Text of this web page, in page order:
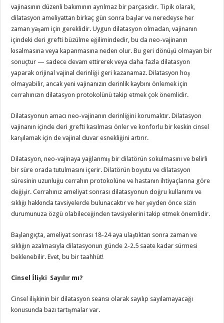
vajinasının düzenli bakımının ayrılmaz bir parçasıdır. Tipik olarak,
dilatasyon ameliyattan birkaç gün sonra başlar ve neredeyse her
zaman yaşam için gereklidir. Uygun dilatasyon olmadan, vajinanın
içindeki deri grefti büzülme eğilimindedir, bu da neo-vajinanın
kısalmasına veya kapanmasına neden olur. Bu geri dönüşü olmayan bir
sonuçtur — sadece devam ettirerek veya daha fazla dilatasyon
yaparak orijinal vajinal derinliği geri kazanamaz. Dilatasyon hoş
olmayabilir, ancak yeni vajinanızın derinlik kaybını önlemek için
cerrahınızın dilatasyon protokolünü takip etmek çok önemlidir.
Dilatasyonun amacı neo-vajinanın derinliğini korumaktır. Dilatasyon
vajinanın içinde deri grefti kasılması önler ve konforlu bir keskin cinsel
karşılamak için de vajinal duvar esnekliğini artırır.
Dilatasyon, neo-vajinaya yağlanmış bir dilatörün sokulmasını ve belirli
bir süre orada tutulmasını içerir. Dilatörün boyutu ve dilatasyon
süresinin uzunluğu cerrahın protokolüne ve hastanın ihtiyaçlarına göre
değişir. Cerrahınız ameliyat sonrası dilatasyonun doğru kullanımı ve
sıklığı hakkında tavsiyelerde bulunacaktır ve her şeyden önce sizin
durumunuza özgü olabileceğinden tavsiyelerini takip etmek önemlidir.
Başlangıçta, ameliyat sonrası 18-24 aya ulaştıktan sonra zaman ve
sıklığın azalmasıyla dilatasyonun günde 2-2.5 saate kadar sürmesi
beklenebilir. Evet, bu bir taahhüt!
Cinsel İlişki Sayılır mı?
Cinsel ilişkinin bir dilatasyon seansı olarak sayılıp sayılamayacağı
konusunda bazı tartışmalar var.